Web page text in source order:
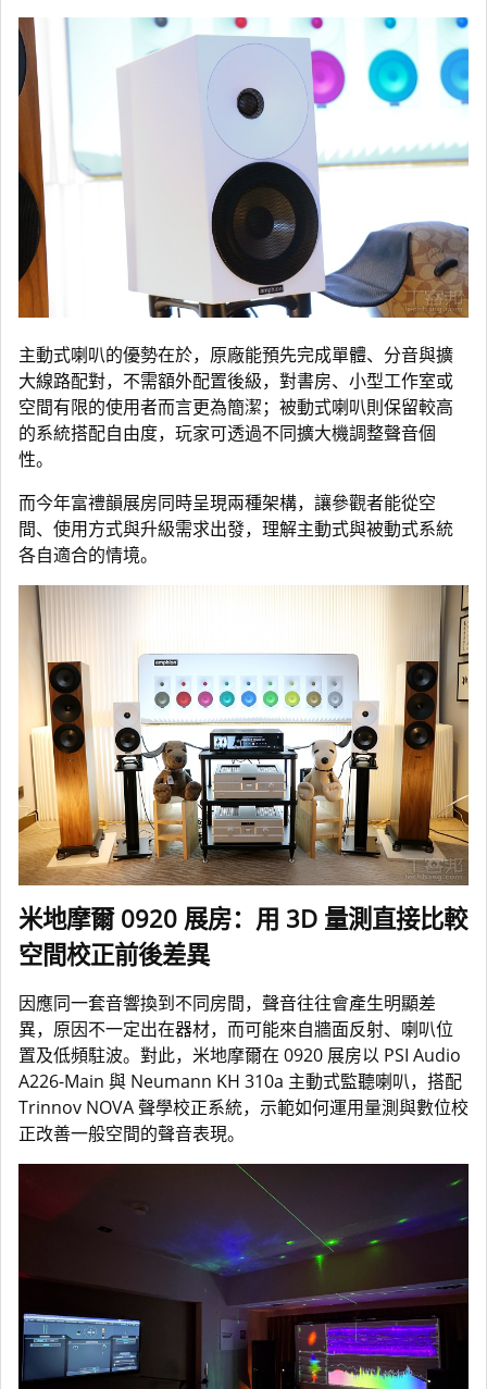
主動式喇叭的優勢在於，原廠能預先完成單體、分音與擴
大線路配對，不需額外配置後級，對書房、小型工作室或
空間有限的使用者而言更為簡潔；被動式喇叭則保留較高
的系統搭配自由度，玩家可透過不同擴大機調整聲音個
性。
而今年富禮韻展房同時呈現兩種架構，讓參觀者能從空
間、使用方式與升級需求出發，理解主動式與被動式系統
各自適合的情境。
米地摩爾 0920 展房：用 3D 量測直接比較
空間校正前後差異
因應同一套音響換到不同房間，聲音往往會產生明顯差
異，原因不一定出在器材，而可能來自牆面反射、喇叭位
置及低頻駐波。對此，米地摩爾在 0920 展房以 PSI Audio
A226-Main 與 Neumann KH 310a 主動式監聽喇叭，搭配
Trinnov NOVA 聲學校正系統，示範如何運用量測與數位校
正改善一般空間的聲音表現。